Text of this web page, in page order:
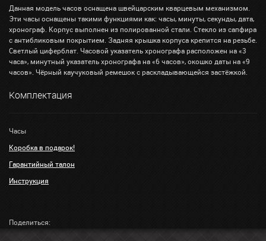
Данная модель часов оснащена швейцарским кварцевым механизмом.
Эти часы оснащены такими функциями как: часы, минуты, секунды, дата,
хронограф. Корпус выполнен из полированной стали. Стекло из сапфира
с антибликовым покрытием. Задняя крышка корпуса крепится на резьбе.
Светлый циферблат. Часовой указатель хронографа расположен на «3
часа», минутный указатель хронографа на «6 часов», окошко даты на «9
часов». Чёрный каучуковый ремешок с раскладывающейся застёжкой.
Комплектация
Часы
Коробка в подарок!
Гарантийный талон
Инструкция
Поделиться: